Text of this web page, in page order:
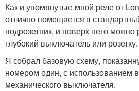
Как и упомянутые мной реле от
отлично помещается в
подрозетник, и поверх него можно
глубокий выключатель или розетку.
Я собрал базовую схему,
номером один, с использованием
механического выключателя.